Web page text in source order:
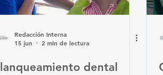
Redacción Interna
15 jun
2 min de lectura
dental